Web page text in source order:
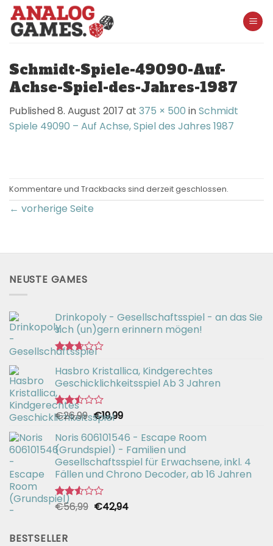
Skip
content
Schmidt-Spiele-49090-Auf-
Achse-Spiel-des-Jahres-1987
Published8. August 2017 at 375 × 500 inSchmidt
Spiele 49090 – Auf Achse, Spiel des Jahres 1987
Kommentare und Trackbacks sind derzeit geschlossen.
← vorherige Seite
NEUSTE GAMES
Drinkopoly - Gesellschaftsspiel - an das Sie
sich (un)gern erinnern mögen!
Bewertet
mit
2.67
von 5
Hasbro Kristallica, Kindgerechtes
Geschicklichkeitsspiel Ab 3 Jahren
Bewertet
mit
2.49
von 5
€26,99 Ursprünglicher
Preis
war:
€26,99
€19,99Aktueller
ist:
€19,99.
Noris 606101546 - Escape Room
(Grundspiel) - Familien und
Gesellschaftsspiel für Erwachsene, inkl. 4
Fällen und Chrono Decoder, ab 16 Jahren
Bewertet
von 5
€56,99 Ursprünglicher
€42,94Aktueller
BESTSELLER